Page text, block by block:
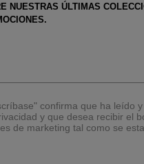
NUESTRAS ÚLTIMAS
confirma que ha leído
y que desea recibir el
de marketing tal como se